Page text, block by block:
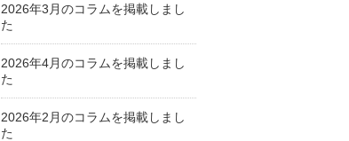
2026年3月のコラムを掲載しまし
た
2026年4月のコラムを掲載しまし
た
2026年2月のコラムを掲載しまし
た